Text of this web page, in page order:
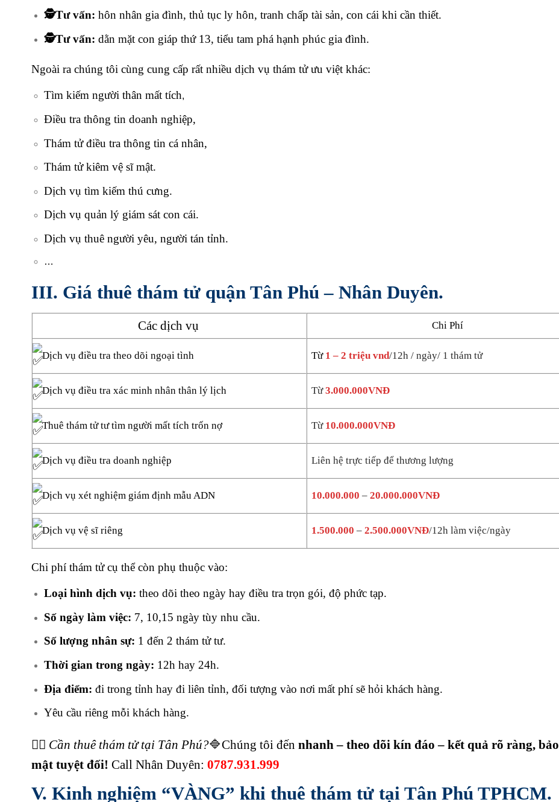
🕵️Tư vấn: hôn nhân gia đình, thủ tục ly hôn, tranh chấp tài sản, con cái khi cần thiết.
🕵️Tư vấn: dằn mặt con giáp thứ 13, tiểu tam phá hạnh phúc gia đình.
Ngoài ra chúng tôi cùng cung cấp rất nhiều dịch vụ thám tử ưu việt khác:
Tìm kiếm người thân mất tích,
Điều tra thông tin doanh nghiệp,
Thám tử điều tra thông tin cá nhân,
Thám tử kiêm vệ sĩ mật.
Dịch vụ tìm kiếm thú cưng.
Dịch vụ quản lý giám sát con cái.
Dịch vụ thuê người yêu, người tán tỉnh.
…
III. Giá thuê thám tử quận Tân Phú – Nhân Duyên.
Các dịch vụ Chi Phí
Dịch vụ điều tra theo dõi ngoại tình Từ1 – 2 triệu vnd/12h / ngày/ 1 thám tử
Dịch vụ điều tra xác minh nhân thân lý lịch Từ3.000.000VNĐ
Thuê thám tử tư tìm người mất tích trốn nợ Từ 10.000.000VNĐ
Dịch vụ điều tra doanh nghiệp Liên hệ trực tiếp để thương lượng
Dịch vụ xét nghiệm giám định mẫu ADN 10.000.000 –20.000.000VNĐ
Dịch vụ vệ sĩ riêng 1.500.000 –2.500.000VNĐ/12h làm việc/ngày
Chi phí thám tử cụ thể còn phụ thuộc vào:
Loại hình dịch vụ: theo dõi theo ngày hay điều tra trọn gói, độ phức tạp.
Số ngày làm việc: 7, 10,15 ngày tùy nhu cầu.
Số lượng nhân sự: 1 đến 2 thám tử tư.
Thời gian trong ngày: 12h hay 24h.
Địa điểm: đi trong tỉnh hay đi liên tỉnh, đối tượng vào nơi mất phí sẽ hỏi khách hàng.
Yêu cầu riêng mỗi khách hàng.
🕵️‍♂️ Cần thuê thám tử tại Tân Phú?🔷Chúng tôi đến nhanh – theo dõi kín đáo – kết quả rõ ràng, bảo
mật tuyệt đối! Call Nhân Duyên: 0787.931.999
V. Kinh nghiệm “VÀNG” khi thuê thám tử tại Tân Phú TPHCM.